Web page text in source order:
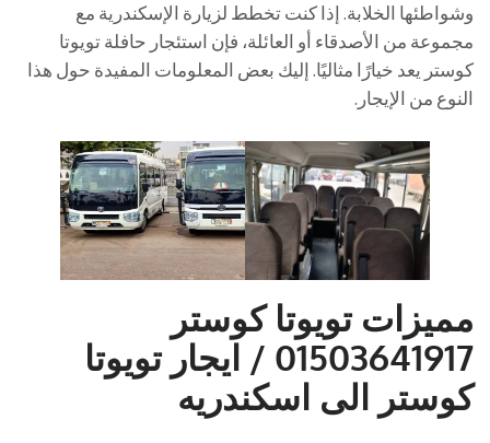
وشواطئها الخلابة. إذا كنت تخطط لزيارة الإسكندرية مع
مجموعة من الأصدقاء أو العائلة، فإن استئجار حافلة تويوتا
كوستر يعد خيارًا مثاليًا. إليك بعض المعلومات المفيدة حول هذا
النوع من الإيجار.
مميزات تويوتا كوستر
01503641917 / ايجار تويوتا
كوستر الى اسكندريه